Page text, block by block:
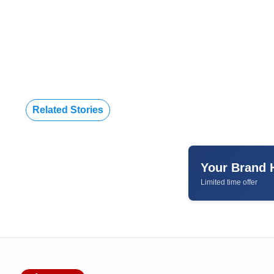
Related Stories
Your Brand
Limited time offer